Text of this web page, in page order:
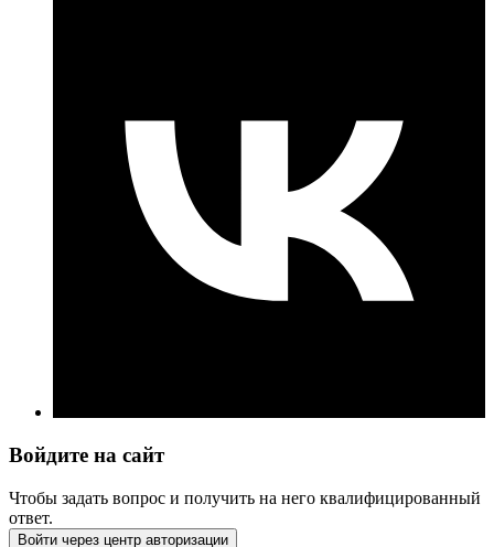
Войдите на сайт
Чтобы задать вопрос и получить на него квалифицированный
ответ.
Войти через центр авторизации